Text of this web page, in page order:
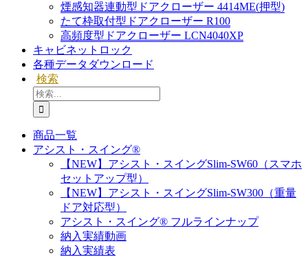
煙感知器連動型ドアクローザー 4414ME(押型)
たて枠取付型ドアクローザー R100
高頻度型ドアクローザー LCN4040XP
キャビネットロック
各種データダウンロード
検索
検
索
…
商品一覧
アシスト・スイング®
【NEW】アシスト・スイングSlim-SW60（スマホ
セットアップ型）
【NEW】アシスト・スイングSlim-SW300（重量
ドア対応型）
アシスト・スイング® フルラインナップ
納入実績動画
納入実績表